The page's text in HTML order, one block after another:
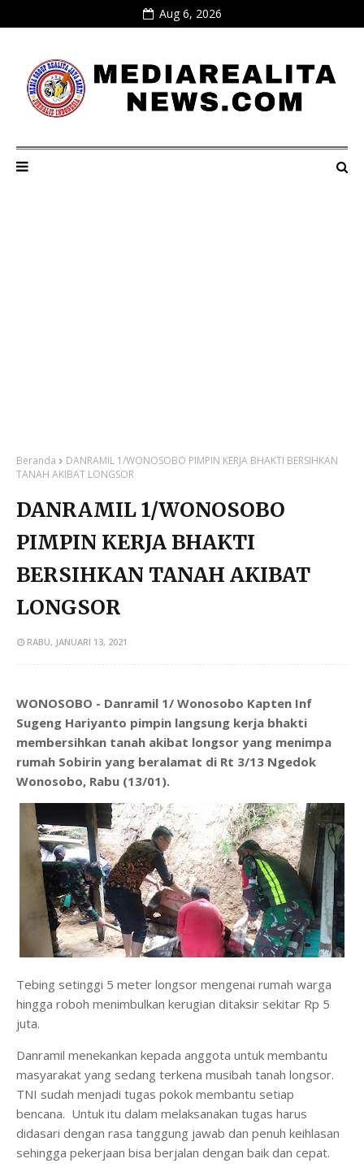
Aug 6, 2026
Beranda
DANRAMIL 1/WONOSOBO PIMPIN KERJA BHAKTI BERSIHKAN
TANAH AKIBAT LONGSOR
DANRAMIL 1/WONOSOBO
PIMPIN KERJA BHAKTI
BERSIHKAN TANAH AKIBAT
LONGSOR
RABU, JANUARI 13, 2021
WONOSOBO - Danramil 1/ Wonosobo Kapten Inf
Sugeng Hariyanto pimpin langsung kerja bhakti
membersihkan tanah akibat longsor yang menimpa
rumah Sobirin yang beralamat di Rt 3/13 Ngedok
Wonosobo, Rabu (13/01).
Tebing setinggi 5 meter longsor mengenai rumah warga
hingga roboh menimbulkan kerugian ditaksir sekitar Rp 5
juta.
Danramil menekankan kepada anggota untuk membantu
masyarakat yang sedang terkena musibah tanah longsor.
TNI sudah menjadi tugas pokok membantu setiap
bencana. Untuk itu dalam melaksanakan tugas harus
didasari dengan rasa tanggung jawab dan penuh keihlasan
sehingga pekerjaan bisa berjalan dengan baik dan cepat.